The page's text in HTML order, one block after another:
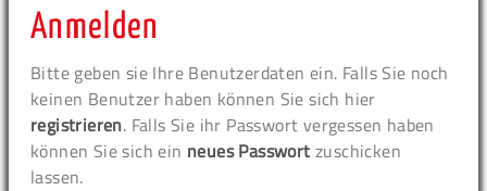
Anmelden
Bitte geben sie Ihre Benutzerdaten ein. Falls Sie noch
keinen Benutzer haben können Sie sich hier
registrieren. Falls Sie ihr Passwort vergessen haben
können Sie sich ein neues Passwort zuschicken
lassen.